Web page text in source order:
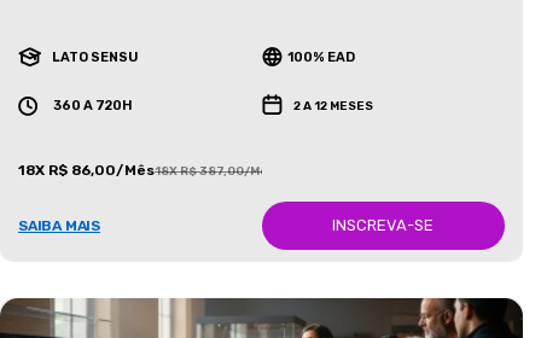
LATO SENSU 100% EAD
360 A 720H 2 A 12 MESES
18X R$ 86,00/Mês18X R$ 387,00/Mês
SAIBA MAIS INSCREVA-SE